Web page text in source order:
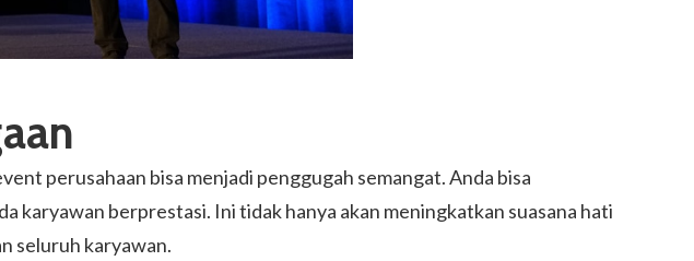
perusahaan bisa menjadi penggugah semangat. Anda bisa
karyawan berprestasi. Ini tidak hanya akan meningkatkan suasana hati
seluruh karyawan.